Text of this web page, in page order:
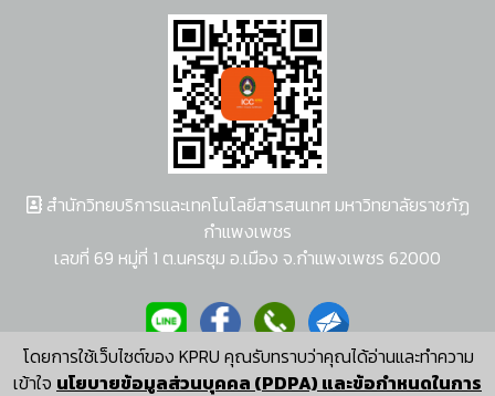
โดยการใช้เว็บไซต์ของ KPRU คุณรับทราบว่าคุณได้อ่านและทำความ
เข้าใจ นโยบายข้อมูลส่วนบุคคล (PDPA) และข้อกำหนดในการ
สำนักวิทยบริการและเทคโนโลยีสารสนเทศ มหาวิทยาลัยราชภัฏ
กำแพงเพชร
เลขที่ 69 หมู่ที่ 1 ต.นครชุม อ.เมือง จ.กำแพงเพชร 62000
ผู้พัฒนาระบบ อนุชา พวงผกา